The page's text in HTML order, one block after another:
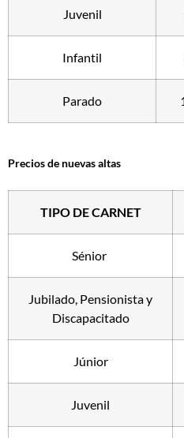
Juvenil
Infantil
Parado
Precios de nuevas altas
TIPO DE CARNET
Sénior
Jubilado, Pensionista y
Discapacitado
Júnior
Juvenil